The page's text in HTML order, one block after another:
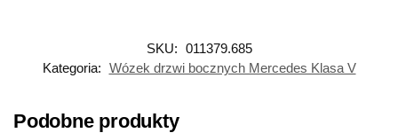
SKU: 011379.685
Kategoria: Wózek drzwi bocznych Mercedes Klasa V
Podobne produkty